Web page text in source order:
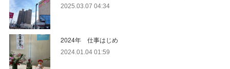
2025.03.07 04:34
2024年 仕事はじめ
2024.01.04 01:59